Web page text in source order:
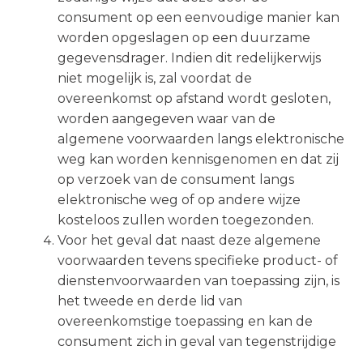
consument op een eenvoudige manier kan
worden opgeslagen op een duurzame
gegevensdrager. Indien dit redelijkerwijs
niet mogelijk is, zal voordat de
overeenkomst op afstand wordt gesloten,
worden aangegeven waar van de
algemene voorwaarden langs elektronische
weg kan worden kennisgenomen en dat zij
op verzoek van de consument langs
elektronische weg of op andere wijze
kosteloos zullen worden toegezonden.
Voor het geval dat naast deze algemene
voorwaarden tevens specifieke product- of
dienstenvoorwaarden van toepassing zijn, is
het tweede en derde lid van
overeenkomstige toepassing en kan de
consument zich in geval van tegenstrijdige